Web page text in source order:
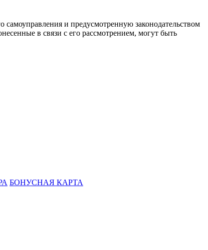
и предусмотренную законодательством
в связи с его рассмотрением, могут быть
БОНУСНАЯ КАРТА